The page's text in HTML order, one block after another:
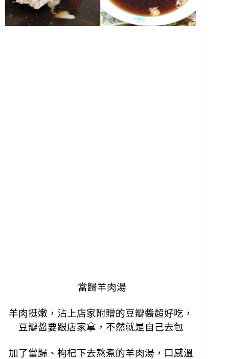
當歸羊肉湯
羊肉挺嫩，沾上店家附贈的豆瓣醬超好吃，
豆瓣醬要跟店家拿，不然就是自己去包
加了當歸、枸杞下去熬煮的羊肉湯，口感溫